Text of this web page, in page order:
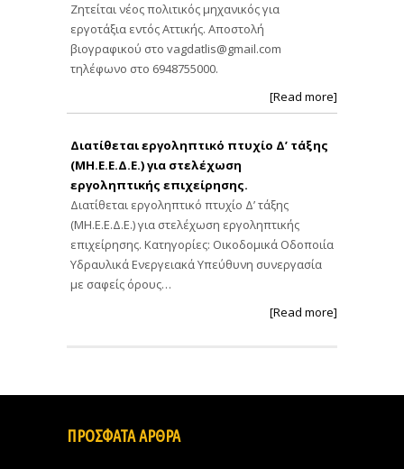
Ζητείται νέος πολιτικός μηχανικός για
εργοτάξια εντός Αττικής. Αποστολή
βιογραφικού στο vagdatlis@gmail.com
τηλέφωνο στο 6948755000.
[Read more]
Διατίθεται εργοληπτικό πτυχίο Δ’ τάξης
(ΜΗ.Ε.Ε.Δ.Ε.) για στελέχωση
εργοληπτικής επιχείρησης.
Διατίθεται εργοληπτικό πτυχίο Δ’ τάξης
(ΜΗ.Ε.Ε.Δ.Ε.) για στελέχωση εργοληπτικής
επιχείρησης. Κατηγορίες: Οικοδομικά Οδοποιία
Υδραυλικά Ενεργειακά Υπεύθυνη συνεργασία
με σαφείς όρους…
[Read more]
ΠΡΟΣΦΑΤΑ ΑΡΘΡΑ